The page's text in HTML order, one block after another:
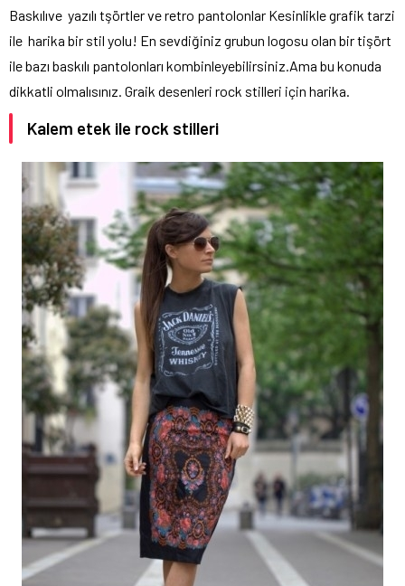
Baskılıve yazılı tşörtler ve retro pantolonlar Kesinlikle grafik tarzi
ile harika bir stil yolu! En sevdiğiniz grubun logosu olan bir tişört
ile bazı baskılı pantolonları kombinleyebilirsiniz.Ama bu konuda
dikkatli olmalısınız. Graik desenleri rock stilleri için harika.
Kalem etek ile rock stilleri